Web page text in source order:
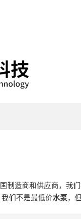
制造商和供应商，我
们不是最低价水泵，